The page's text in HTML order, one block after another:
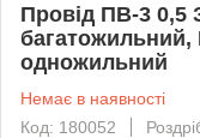
Провід ПВ-3 0,5
багатожильний,
одножильний
Немає в наявності
Код: 180052